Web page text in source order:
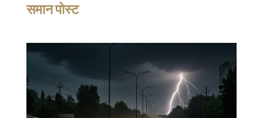
समान पोस्ट